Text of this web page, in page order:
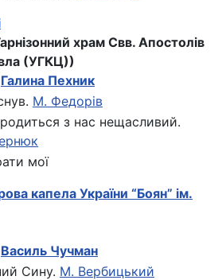
храм Свв. Апостолів
(УГКЦ))
Галина Пехник
М. Федорів
з нас нещасливий.
мої
капела України “Боян” ім.
Василь Чучман
Сину. М. Вербицький